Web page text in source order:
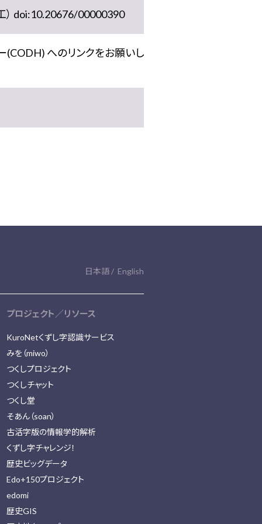
） doi:10.20676/00000390
(CODH) へのリンクをお願いし
日本語 English
プロジェクト／リソース
KuroNetくずし字認識サービス
みを（miwo）
つくしプロジェクト
つくしチャット
つくし堂
そあん（soan）
古活字版の情報学的解析
くずし字チャレンジ！
歴史ビッグデータ
Edo+150プロジェクト
edomi
歴史GIS